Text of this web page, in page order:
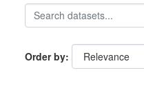
Order by